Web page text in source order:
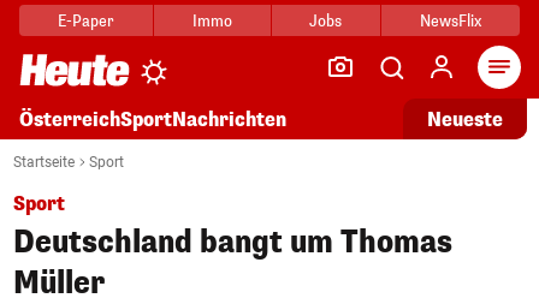
E-Paper Immo Jobs NewsFlix
ÖsterreichSportNachrichten Neueste
Startseite Sport
Sport
Deutschland bangt um Thomas
Müller